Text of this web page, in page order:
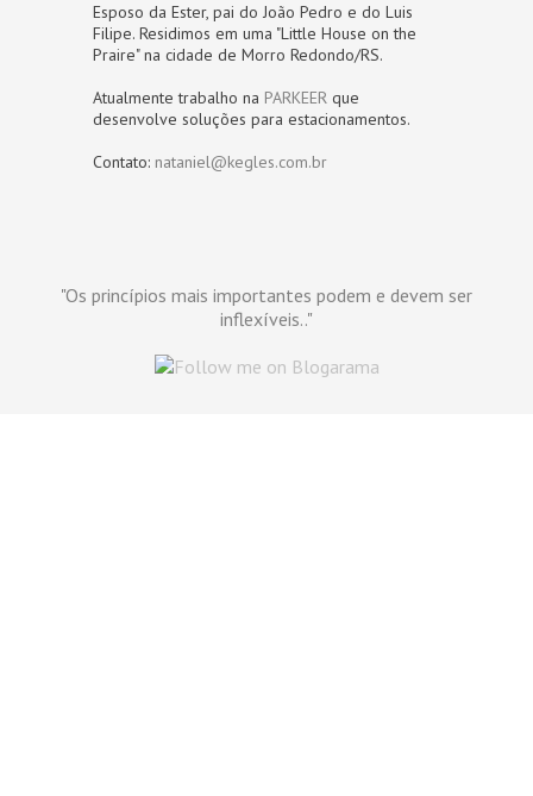
Esposo da Ester, pai do João Pedro e do Luis
Filipe. Residimos em uma "Little House on the
Praire" na cidade de Morro Redondo/RS.
Atualmente trabalho na PARKEER que
desenvolve soluções para estacionamentos.
Contato: nataniel@kegles.com.br
"Os princípios mais importantes podem e devem ser
inflexíveis.."